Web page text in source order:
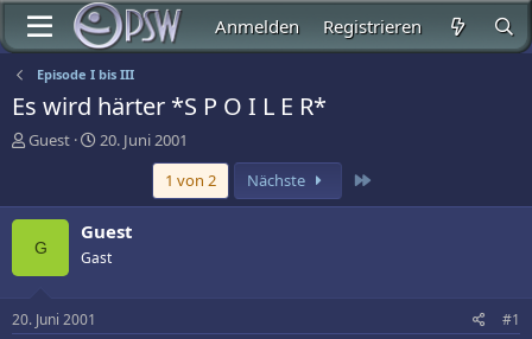
Anmelden Registrieren
Episode I bis III
Es wird härter *S P O I L E R*
E
t
e
Guest
E
t
e
l
l
m
20. Juni 2001
1 von 2
Nächste
G
Guest
Gast
20. Juni 2001 #1